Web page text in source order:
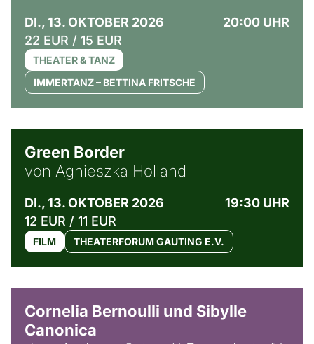
DI., 13. OKTOBER 2026
20:00 UHR
22 EUR / 15 EUR
THEATER & TANZ
IMMERTANZ – BETTINA FRITSCHE
Green Border
von Agnieszka Holland
DI., 13. OKTOBER 2026
19:30 UHR
12 EUR / 11 EUR
FILM THEATERFORUM GAUTING E.V.
Cornelia Bernoulli und Sibylle
Canonica